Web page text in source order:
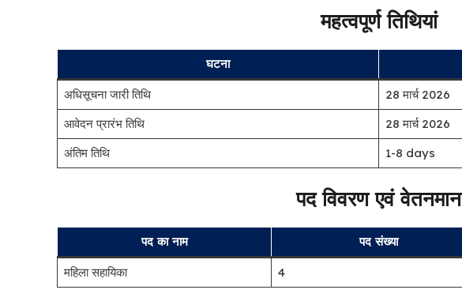
महत्वपूर्ण तिथियां
घटना
अधिसूचना जारी तिथि
28 मार्च 2026
आवेदन प्रारंभ तिथि
28 मार्च 2026
अंतिम तिथि
1-8 days
पद विवरण एवं वेतनमान
पद का नाम पद संख्या
महिला सहायिका 4